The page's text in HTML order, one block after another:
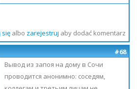
sięalbo zarejestruj aby dodać komentarz
#68
Вывод из запоя на дому в Сочи
проводится анонимно: соседям,